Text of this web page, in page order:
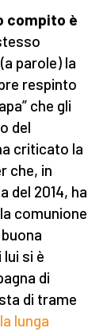
compito è
parole) la
respinto
che gli
del
criticato la
che, in
del 2014, ha
comunione
si è
di
di trame
lunga